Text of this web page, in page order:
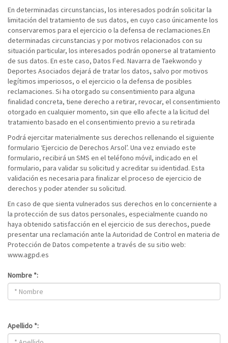
En determinadas circunstancias, los interesados podrán solicitar la
limitación del tratamiento de sus datos, en cuyo caso únicamente los
conservaremos para el ejercicio o la defensa de reclamaciones.En
determinadas circunstancias y por motivos relacionados con su
situación particular, los interesados podrán oponerse al tratamiento
de sus datos. En este caso, Datos Fed. Navarra de Taekwondo y
Deportes Asociados dejará de tratar los datos, salvo por motivos
legítimos imperiosos, o el ejercicio o la defensa de posibles
reclamaciones. Si ha otorgado su consentimiento para alguna
finalidad concreta, tiene derecho a retirar, revocar, el consentimiento
otorgado en cualquier momento, sin que ello afecte a la licitud del
tratamiento basado en el consentimiento previo a su retirada
Podrá ejercitar materialmente sus derechos rellenando el siguiente
formulario ‘Ejercicio de Derechos Arsol’. Una vez enviado este
formulario, recibirá un SMS en el teléfono móvil, indicado en el
formulario, para validar su solicitud y acreditar su identidad. Esta
validación es necesaria para finalizar el proceso de ejercicio de
derechos y poder atender su solicitud.
En caso de que sienta vulnerados sus derechos en lo concerniente a
la protección de sus datos personales, especialmente cuando no
haya obtenido satisfacción en el ejercicio de sus derechos, puede
presentar una reclamación ante la Autoridad de Control en materia de
Protección de Datos competente a través de su sitio web:
www.agpd.es
Nombre *:
Apellido *: